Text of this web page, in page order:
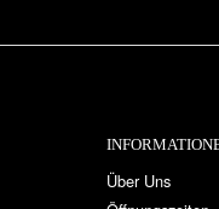
Über Uns